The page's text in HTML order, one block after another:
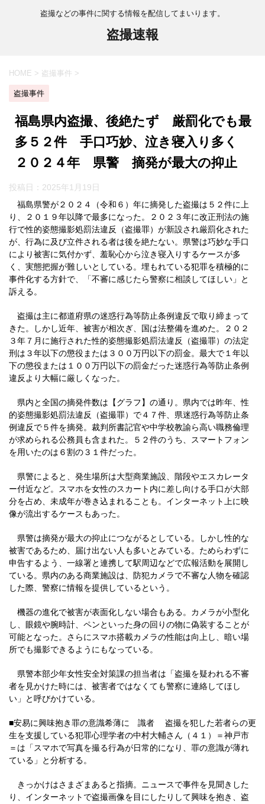
盗撮などの事件に関する情報を配信してまいります。
盗撮速報
HOME > 盗撮事件 >
盗撮事件
福島県内盗撮、後絶たず 厳罰化でも最
多５２件 手口巧妙、泣き寝入り多く
２０２４年 県警 摘発が最大の抑止
投稿日： 2025年1月19日
福島県警が２０２４（令和６）年に摘発した盗撮は５２件に上
り、２０１９年以降で最多になった。２０２３年に改正刑法の施
行で性的姿態撮影処罰法違反（盗撮罪）が新設され厳罰化された
が、行為に及び立件される者は後を絶たない。県警は巧妙な手口
により被害に気付かず、羞恥心から泣き寝入りするケースが多
く、実態把握が難しいとしている。埋もれている犯罪を積極的に
事件化する方針で、「不審に感じたら警察に相談してほしい」と
訴える。
盗撮は主に都道府県の迷惑行為等防止条例違反で取り締まって
きた。しかし近年、被害が相次ぎ、国は法整備を進めた。２０２
３年７月に施行された性的姿態撮影処罰法違反（盗撮罪）の法定
刑は３年以下の懲役または３００万円以下の罰金。最大で１年以
下の懲役または１００万円以下の罰金だった迷惑行為等防止条例
違反より大幅に厳しくなった。
県内と全国の摘発件数は【グラフ】の通り。県内では昨年、性
的姿態撮影処罰法違反（盗撮罪）で４７件、県迷惑行為等防止条
例違反で５件を摘発。裁判所書記官や中学校教諭ら高い職務倫理
が求められる公務員も含まれた。５２件のうち、スマートフォン
を用いたのは６割の３１件だった。
県警によると、発生場所は大型商業施設、階段やエスカレータ
ー付近など。スマホを女性のスカート内に差し向ける手口が大部
分を占め、未成年が巻き込まれることも。インターネット上に映
像が流出するケースもあった。
県警は摘発が最大の抑止につながるとしている。しかし性的な
被害であるため、届け出ない人も多いとみている。ためらわずに
申告するよう、一線署と連携して駅周辺などで広報活動を展開し
ている。県内のある商業施設は、防犯カメラで不審な人物を確認
した際、警察に情報を提供しているという。
機器の進化で被害が表面化しない場合もある。カメラが小型化
し、眼鏡や腕時計、ペンといった身の回りの物に偽装することが
可能となった。さらにスマホ搭載カメラの性能は向上し、暗い場
所でも撮影できるようにもなっている。
県警本部少年女性安全対策課の担当者は「盗撮を疑われる不審
者を見かけた時には、被害者ではなくても警察に連絡してほし
い」と呼びかけている。
■安易に興味抱き罪の意識希薄に 識者 盗撮を犯した若者らの更
生を支援している犯罪心理学者の中村大輔さん（４１）＝神戸市
＝は「スマホで写真を撮る行為が日常的になり、罪の意識が薄れ
ている」と分析する。
きっかけはさまざまあると指摘。ニュースで事件を見聞きした
り、インターネットで盗撮画像を目にしたりして興味を抱き、盗